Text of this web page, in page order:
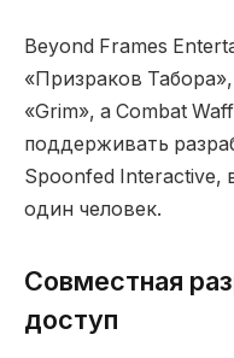
Beyond Frames
«Призраков
«Grim», а Combat
поддерживать
Spoonfed Interactive,
один человек.
Совместная
доступ